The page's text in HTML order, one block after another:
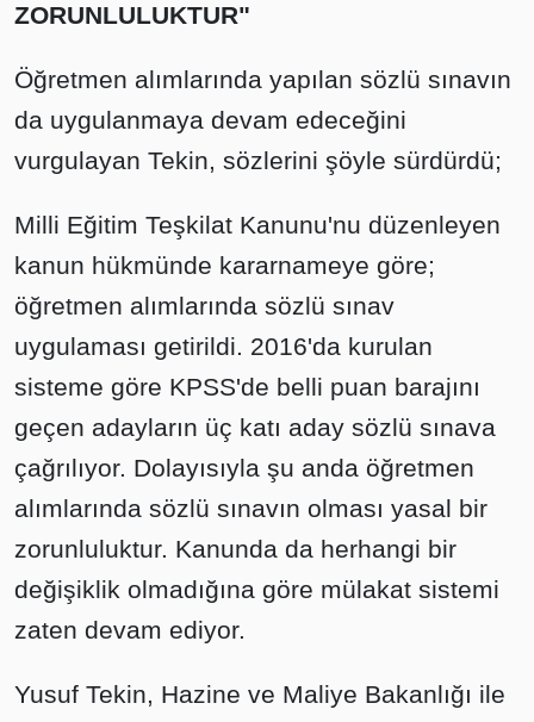
ZORUNLULUKTUR"
Öğretmen alımlarında yapılan sözlü sınavın
da uygulanmaya devam edeceğini
vurgulayan Tekin, sözlerini şöyle sürdürdü;
Milli Eğitim Teşkilat Kanunu'nu düzenleyen
kanun hükmünde kararnameye göre;
öğretmen alımlarında sözlü sınav
uygulaması getirildi. 2016'da kurulan
sisteme göre KPSS'de belli puan barajını
geçen adayların üç katı aday sözlü sınava
çağrılıyor. Dolayısıyla şu anda öğretmen
alımlarında sözlü sınavın olması yasal bir
zorunluluktur. Kanunda da herhangi bir
değişiklik olmadığına göre mülakat sistemi
zaten devam ediyor.
Yusuf Tekin, Hazine ve Maliye Bakanlığı ile